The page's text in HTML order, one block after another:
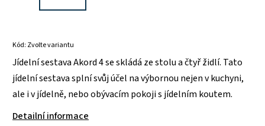
Kód: Zvolte variantu
Jídelní sestava Akord 4 se skládá ze stolu a čtyř židlí. Tato
jídelní sestava splní svůj účel na výbornou nejen v kuchyni,
ale i v jídelně, nebo obývacím pokoji s jídelním koutem.
Detailní informace